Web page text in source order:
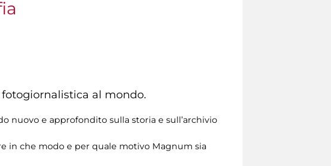
al mondo.
nuovo e approfondito sulla storia e sull’archivio
in che modo e per quale motivo Magnum sia